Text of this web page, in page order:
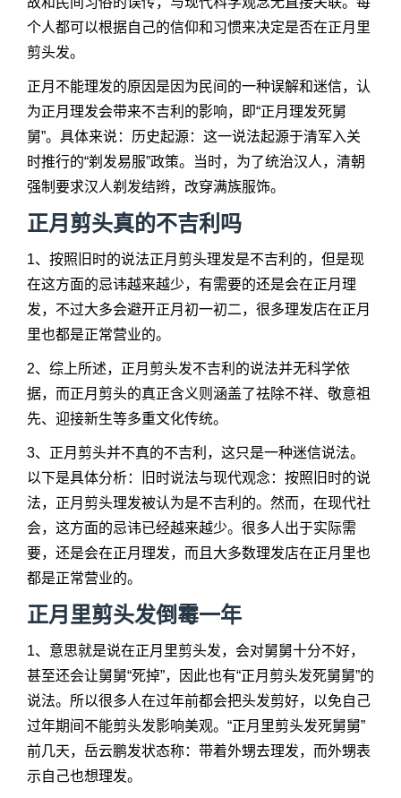
个人都可以根据自己的信仰和习惯来决定是否在正月里
剪头发。
正月不能理发的原因是因为民间的一种误解和迷信，认
为正月理发会带来不吉利的影响，即“正月理发死舅
舅”。具体来说：历史起源：这一说法起源于清军入关
时推行的“剃发易服”政策。当时，为了统治汉人，清朝
强制要求汉人剃发结辫，改穿满族服饰。
正月剪头真的不吉利吗
1、按照旧时的说法正月剪头理发是不吉利的，但是现
在这方面的忌讳越来越少，有需要的还是会在正月理
发，不过大多会避开正月初一初二，很多理发店在正月
里也都是正常营业的。
2、综上所述，正月剪头发不吉利的说法并无科学依
据，而正月剪头的真正含义则涵盖了祛除不祥、敬意祖
先、迎接新生等多重文化传统。
3、正月剪头并不真的不吉利，这只是一种迷信说法。
以下是具体分析：旧时说法与现代观念：按照旧时的说
法，正月剪头理发被认为是不吉利的。然而，在现代社
会，这方面的忌讳已经越来越少。很多人出于实际需
要，还是会在正月理发，而且大多数理发店在正月里也
都是正常营业的。
正月里剪头发倒霉一年
1、意思就是说在正月里剪头发，会对舅舅十分不好，
甚至还会让舅舅“死掉”，因此也有“正月剪头发死舅舅”的
说法。所以很多人在过年前都会把头发剪好，以免自己
过年期间不能剪头发影响美观。“正月里剪头发死舅舅”
前几天，岳云鹏发状态称：带着外甥去理发，而外甥表
示自己也想理发。